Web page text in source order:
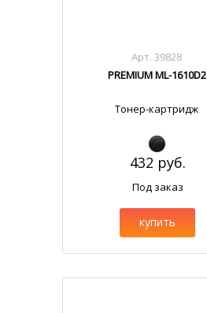
Арт. 39828
PREMIUM ML-1610D2
Тонер-картридж
432 руб.
Под заказ
купить